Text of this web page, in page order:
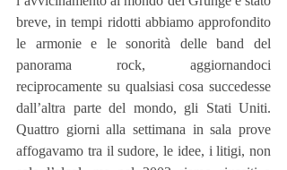
breve, in tempi ridotti abbiamo approfondito
le armonie e le sonorità delle band del
panorama rock, aggiornandoci
reciprocamente su qualsiasi cosa succedesse
dall’altra parte del mondo, gli Stati Uniti.
Quattro giorni alla settimana in sala prove
affogavamo tra il sudore, le idee, i litigi, non